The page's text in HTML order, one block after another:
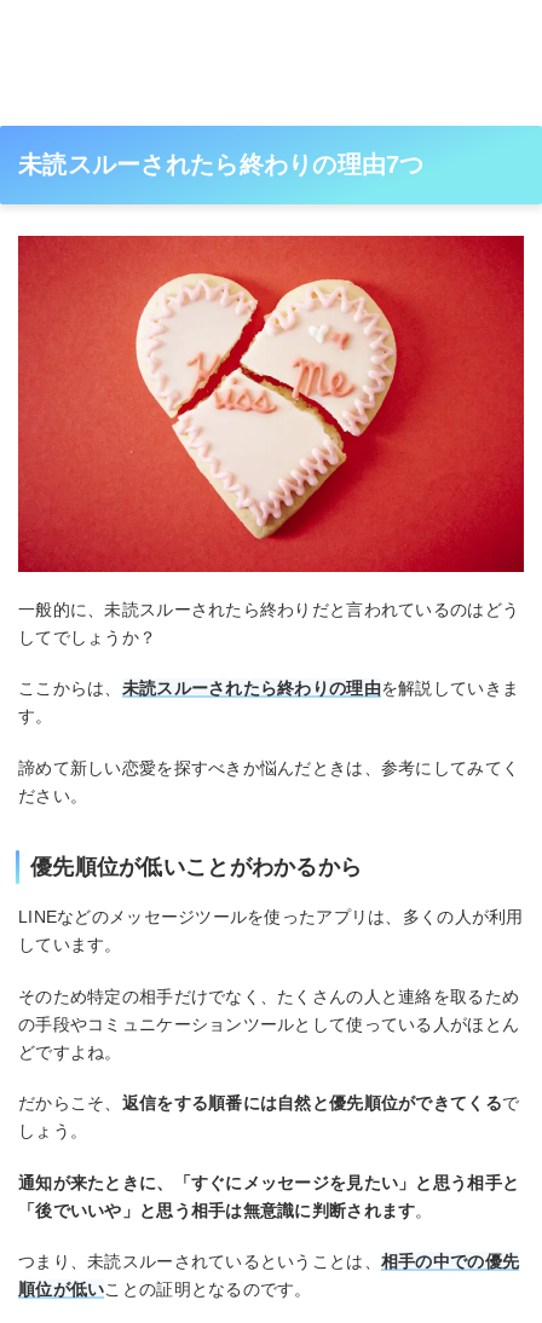
未読スルーされたら終わりの理由7つ
一般的に、未読スルーされたら終わりだと言われているのはどう
してでしょうか？
ここからは、 未読スルーされたら終わりの理由を解説していきま
す。
諦めて新しい恋愛を探すべきか悩んだときは、参考にしてみてく
ださい。
優先順位が低いことがわかるから
LINEなどのメッセージツールを使ったアプリは、多くの人が利用
しています。
そのため特定の相手だけでなく、たくさんの人と連絡を取るため
の手段やコミュニケーションツールとして使っている人がほとん
どですよね。
だからこそ、 返信をする順番には自然と優先順位ができてくるで
しょう。
通知が来たときに、「すぐにメッセージを見たい」と思う相手と
「後でいいや」と思う相手は無意識に判断されます。
つまり、未読スルーされているということは、 相手の中での優先
順位が低いことの証明となるのです。